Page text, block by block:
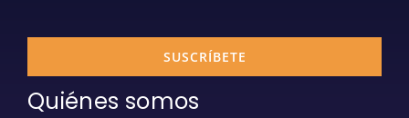
SUSCRÍBETE
Quiénes somos